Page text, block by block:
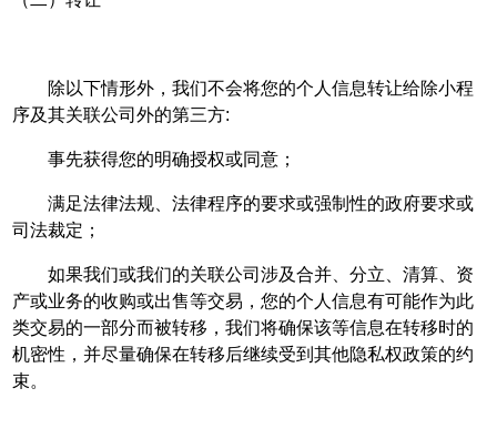
除以下情形外，我们不会将您的个人信息转让给除小程
序及其关联公司外的第三方:
事先获得您的明确授权或同意；
满足法律法规、法律程序的要求或强制性的政府要求或
司法裁定；
如果我们或我们的关联公司涉及合并、分立、清算、资
产或业务的收购或出售等交易，您的个人信息有可能作为此
类交易的一部分而被转移，我们将确保该等信息在转移时的
机密性，并尽量确保在转移后继续受到其他隐私权政策的约
束。